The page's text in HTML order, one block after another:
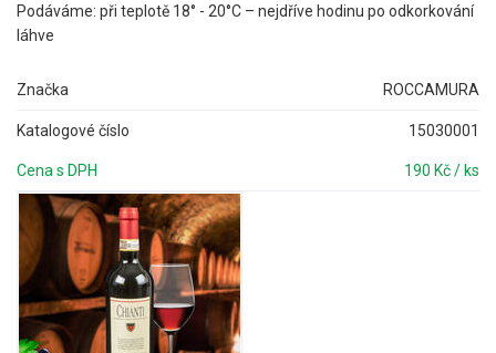
Podáváme: při teplotě 18° - 20°C – nejdříve hodinu po odkorkování
láhve
Značka ROCCAMURA
Katalogové číslo 15030001
Cena s DPH 190 Kč / ks